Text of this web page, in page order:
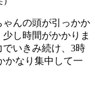
んの頭が引っかか
し時間がかかりま
いきみ続け、3時
かなり集中して一